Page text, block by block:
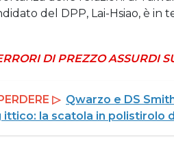
del DPP, Lai-Hsiao, è in
DI PREZZO ASSURDI
▷ Qwarzo e DS
ittico: la scatola in polistirolo